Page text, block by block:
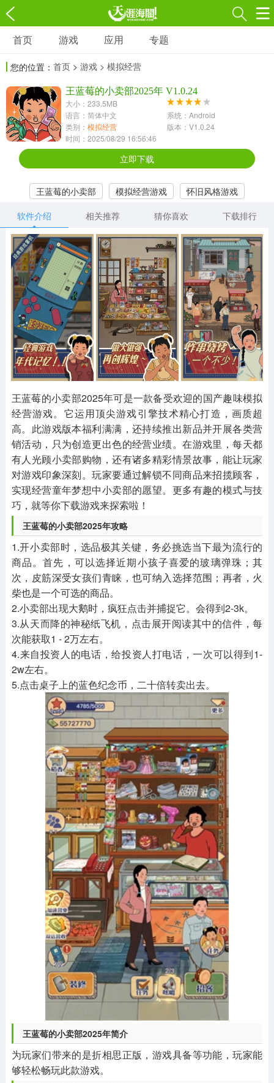
游戏
3697款应用
1597款应用
休闲益智
13387款应用
2196款应用
冒险解谜
1072款应用
418款应用
568款应用
音乐舞蹈
269款应用
2716款应用
515款应用
其他
1654款应用
游戏助手
515款应用
MOD游戏
1056款应用
首页 游戏 应用 专题
您的位置： 首页 > 游戏 > 模拟经营
王蓝莓的小卖部2025年 V1.0.24
大小：233.5MB
语言：简体中文
系统：Android
类别： 模拟经营
版本：V1.0.24
时间：2025/08/29 16:56:46
立即下载
王蓝莓的小卖部 模拟经营游戏
怀旧风格游戏
软件介绍
相关推荐 猜你喜欢 下载排行
王蓝莓的小卖部2025年可是一款备受欢迎的国产趣味模拟
经营游戏。它运用顶尖游戏引擎技术精心打造，画质超
高。此游戏版本福利满满，还持续推出新品并开展各类营
销活动，只为创造更出色的经营业绩。在游戏里，每天都
有人光顾小卖部购物，还有诸多精彩情景故事，能让玩家
对游戏印象深刻。玩家要通过解锁不同商品来招揽顾客，
实现经营童年梦想中小卖部的愿望。更多有趣的模式与技
巧，就等你下载游戏来探索啦！
王蓝莓的小卖部2025年攻略
1.开小卖部时，选品极其关键，务必挑选当下最为流行的
商品。首先，可以选择近期小孩子喜爱的玻璃弹珠；其
次，皮筋深受女孩们青睐，也可纳入选择范围；再者，火
柴也是一个可选的商品。
2.小卖部出现大鹅时，疯狂点击并捕捉它。会得到2-3k。
3.从天而降的神秘纸飞机，点击展开阅读其中的信件，每
次能获取1 - 2万左右。
4.来自投资人的电话，给投资人打电话，一次可以得到1-
2w左右。
5.点击桌子上的蓝色纪念币，二十倍转卖出去。
王蓝莓的小卖部2025年简介
为玩家们带来的是折相思正版，游戏具备等功能，玩家能
够轻松畅玩此款游戏。